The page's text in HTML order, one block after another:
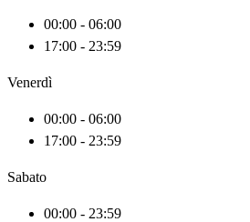
00:00 - 06:00
17:00 - 23:59
Venerdì
00:00 - 06:00
17:00 - 23:59
Sabato
00:00 - 23:59